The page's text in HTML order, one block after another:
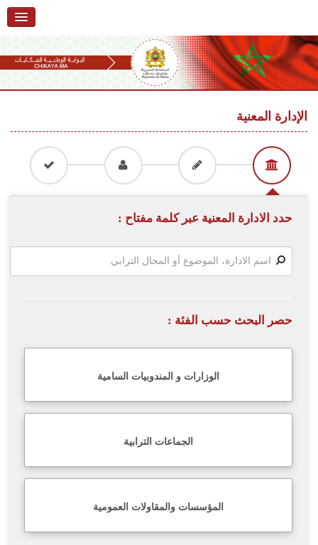
الرئيسية
حول البوابة
تقديم شكاية
تتبع شكاية
تقديم ملاحظة
إحصائيات
اللغة
Français
navigation
content
الإدارة المعنية
حدد الادارة المعنية عبر كلمة مفتاح :
حصر البحث حسب الفئة :
الوزارات و المندوبيات السامية
الجماعات الترابية
المؤسسات والمقاولات العمومية